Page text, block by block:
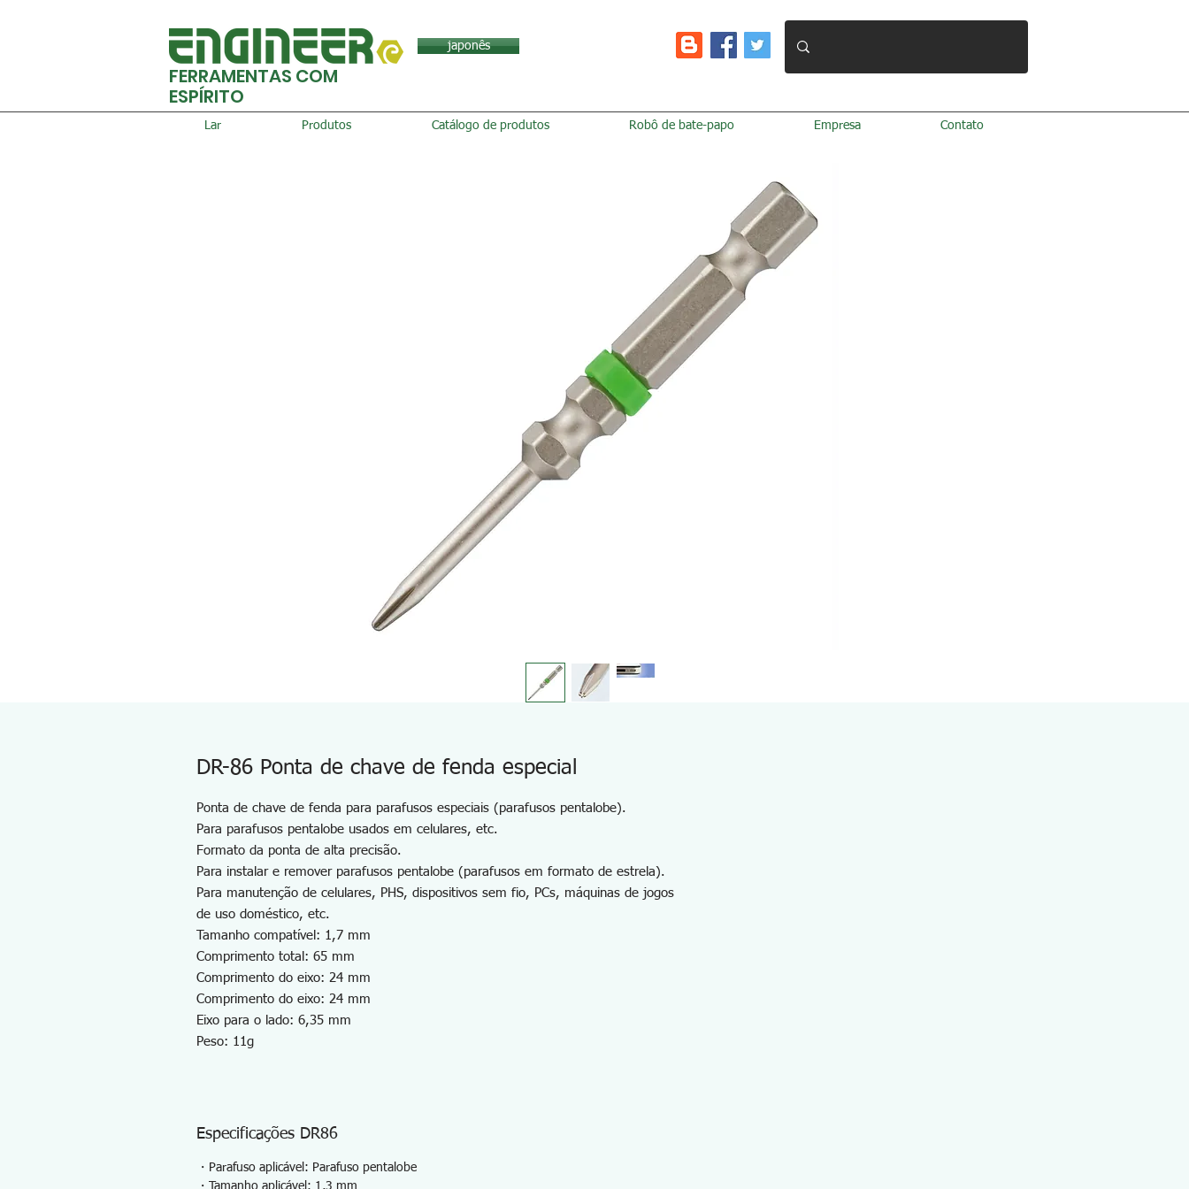
japonês
FERRAMENTAS COM
ESPÍRITO
Lar Produtos Catálogo de produtos Robô de bate-papo Empresa Contato
DR-86 Ponta de chave de fenda especial
Ponta de chave de fenda para parafusos especiais (parafusos pentalobe).
Para parafusos pentalobe usados em celulares, etc.
Formato da ponta de alta precisão.
Para instalar e remover parafusos pentalobe (parafusos em formato de estrela).
Para manutenção de celulares, PHS, dispositivos sem fio, PCs, máquinas de jogos
de uso doméstico, etc.
Tamanho compatível: 1,7 mm
Comprimento total: 65 mm
Comprimento do eixo: 24 mm
Comprimento do eixo: 24 mm
Eixo para o lado: 6,35 mm
Peso: 11g
Especificações DR86
・Parafuso aplicável: Parafuso pentalobe
・Tamanho aplicável: 1,3 mm